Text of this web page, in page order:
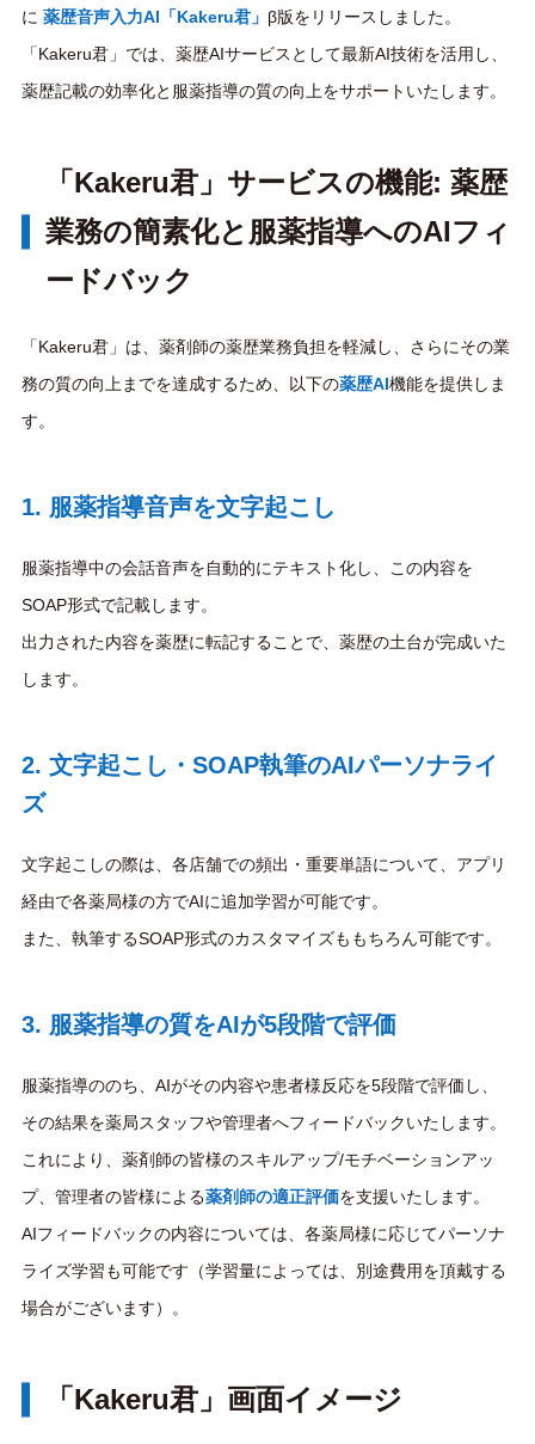
に 薬歴音声入力AI「Kakeru君」 β版をリリースしました。
「Kakeru君」では、薬歴AIサービスとして最新AI技術を活用し、
薬歴記載の効率化と服薬指導の質の向上をサポートいたします。
「Kakeru君」サービスの機能: 薬歴
業務の簡素化と服薬指導へのAIフィ
ードバック
「Kakeru君」は、薬剤師の薬歴業務負担を軽減し、さらにその業
務の質の向上までを達成するため、以下の薬歴AI機能を提供しま
す。
1. 服薬指導音声を文字起こし
服薬指導中の会話音声を自動的にテキスト化し、この内容を
SOAP形式で記載します。
出力された内容を薬歴に転記することで、薬歴の土台が完成いた
します。
2. 文字起こし・SOAP執筆のAIパーソナライ
ズ
文字起こしの際は、各店舗での頻出・重要単語について、アプリ
経由で各薬局様の方でAIに追加学習が可能です。
また、執筆するSOAP形式のカスタマイズももちろん可能です。
3. 服薬指導の質をAIが5段階で評価
服薬指導ののち、AIがその内容や患者様反応を5段階で評価し、
その結果を薬局スタッフや管理者へフィードバックいたします。
これにより、薬剤師の皆様のスキルアップ/モチベーションアッ
プ、管理者の皆様による薬剤師の適正評価を支援いたします。
AIフィードバックの内容については、各薬局様に応じてパーソナ
ライズ学習も可能です（学習量によっては、別途費用を頂戴する
場合がございます）。
「Kakeru君」画面イメージ